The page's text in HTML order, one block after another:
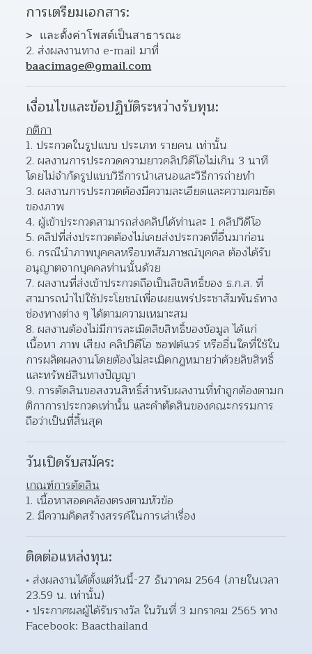
การเตรียมเอกสาร:
> และตั้งค่าโพสต์เป็นสาธารณะ
baacimage@gmail.com
เงื่อนไขและข้อปฏิบัติระหว่างรับทุน:
กติกา
ประกวดในรูปแบบ ประเภท รายคน เท่านั้น
ผลงานการประกวดความยาวคลิปวิดีโอไม่เกิน 3 นาที
โดยไม่จำกัดรูปแบบวิธีการนำเสนอและวิธีการถ่ายทำ
ผลงานการประกวดต้องมีความละเอียดและความคมชัด
ของภาพ
ผู้เข้าประกวดสามารถส่งคลิปได้ท่านละ 1 คลิปวิดีโอ
คลิปที่ส่งประกวดต้องไม่เคยส่งประกวดที่อื่นมาก่อน
กรณีนำภาพบุคคลหรือบทสัมภาษณ์บุคคล ต้องได้รับ
อนุญาตจากบุคคลท่านนั้นด้วย
ผลงานที่ส่งเข้าประกวดถือเป็นลิขสิทธิ์ของ ธ.ก.ส. ที่
สามารถนำไปใช้ประโยชน์เพื่อเผยแพร่ประชาสัมพันธ์ทาง
ช่องทางต่าง ๆ ได้ตามความเหมาะสม
ผลงานต้องไม่มีการละเมิดลิขสิทธิ์ของข้อมูล ได้แก่
เนื้อหา ภาพ เสียง คลิปวิดีโอ ซอฟต์แวร์ หรืออื่นใดที่ใช้ใน
การผลิตผลงานโดยต้องไม่ละเมิดกฎหมายว่าด้วยลิขสิทธิ์
และทรัพย์สินทางปัญญา
การตัดสินขอสงวนสิทธิ์สำหรับผลงานที่ทำถูกต้องตามก
ติกาการประกวดเท่านั้น และคำตัดสินของคณะกรรมการ
ถือว่าเป็นที่สิ้นสุด
วันเปิดรับสมัคร:
เกณฑ์การตัดสิน
เนื้อหาสอดคล้องตรงตามหัวข้อ
มีความคิดสร้างสรรค์ในการเล่าเรื่อง
ติดต่อแหล่งทุน:
ส่งผลงานได้ตั้งแต่วันนี้-27 ธันวาคม 2564 (ภายในเวลา
23.59 น. เท่านั้น)
ประกาศผลผู้ได้รับรางวัล ในวันที่ 3 มกราคม 2565 ทาง
Facebook: Baacthailand